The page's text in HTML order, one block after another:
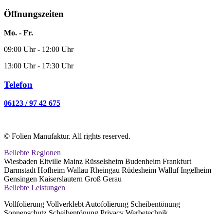
Öffnungszeiten
Mo. - Fr.
09:00 Uhr - 12:00 Uhr
13:00 Uhr - 17:30 Uhr
Telefon
06123 / 97 42 675
© Folien Manufaktur. All rights reserved.
Beliebte Regionen
Wiesbaden Eltville Mainz Rüsselsheim Budenheim Frankfurt
Darmstadt Hofheim Wallau Rheingau Rüdesheim Walluf Ingelheim
Gensingen Kaiserslautern Groß Gerau
Beliebte Leistungen
Vollfolierung Vollverklebt Autofolierung Scheibentönung